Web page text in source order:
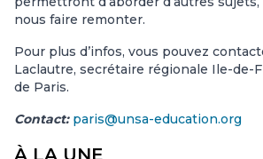
nous faire remonter.
Pour plus d’infos, vous pouvez
Laclautre, secrétaire régionale Ile-de-
de Paris.
Contact: paris@unsa-education.org
À LA UNE